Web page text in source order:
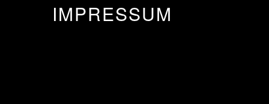
IMPRESSUM